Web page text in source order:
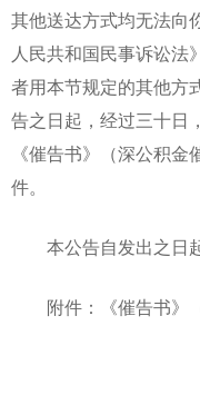
其他送达方式均无法向
人民共和国民事诉讼法
者用本节规定的其他方
告之日起，经过三十日
《催告书》（深公积金
件。
本公告自发出之日起
附件：《催告书》（